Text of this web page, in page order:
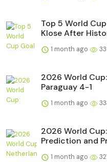
Top 5 World
Klose After
1 month ago
2026 World
Paraguay 4-1
1 month ago
2026 World
Prediction and
1 month ago